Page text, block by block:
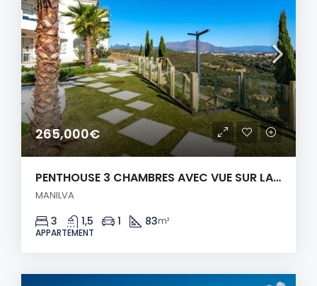
265,000€
PENTHOUSE 3 CHAMBRES AVEC VUE SUR LA MER!
MANILVA
3 1,5 1 83m²
APPARTEMENT